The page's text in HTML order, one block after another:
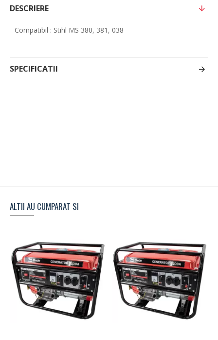
DESCRIERE
Compatibil : Stihl MS 380, 381, 038
SPECIFICATII
ALTII AU CUMPARAT SI